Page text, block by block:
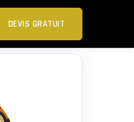
DEVIS GRATUIT